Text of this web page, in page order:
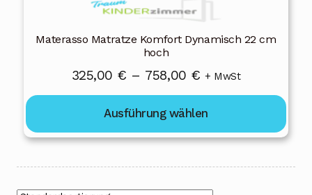
Materasso Matratze Komfort Dynamisch 22 cm
hoch
325,00 € – 758,00 €Preisspanne:
325,00 €
bis
758,00 €
+ MwSt
Ausführung wählen